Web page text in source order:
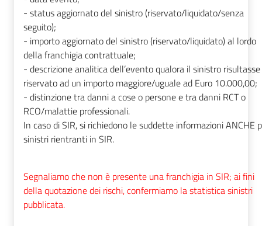
- status aggiornato del sinistro (riservato/liquidato/senza
seguito);
- importo aggiornato del sinistro (riservato/liquidato) al lordo
della franchigia contrattuale;
- descrizione analitica dell’evento qualora il sinistro risultasse
riservato ad un importo maggiore/uguale ad Euro 10.000,00;
- distinzione tra danni a cose o persone e tra danni RCT o
RCO/malattie professionali.
In caso di SIR, si richiedono le suddette informazioni ANCHE
sinistri rientranti in SIR.
Segnaliamo che non è presente una franchigia in SIR; ai fini
della quotazione dei rischi, confermiamo la statistica sinistri
pubblicata.